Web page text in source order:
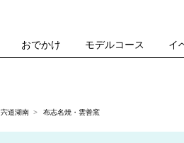
おでかけ モデルコース イ
宍道湖南 布志名焼・雲善窯